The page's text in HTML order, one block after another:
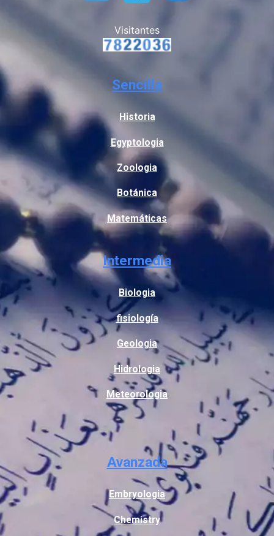
Visitantes
Sencilla
Historia
Egyptologia
Zoologia
Botánica
Matemáticas
Intermedia
Biologia
fisiología
Geologia
Hidrologia
Meteorologia
Avanzada
Embryologia
Chemistry